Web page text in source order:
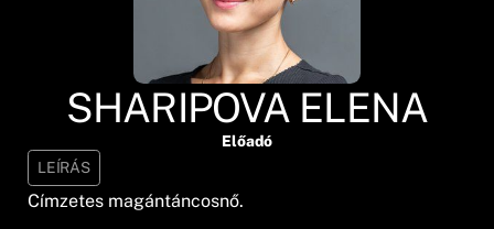
SHARIPOVA ELENA
Előadó
LEÍRÁS
Címzetes magántáncosnő.